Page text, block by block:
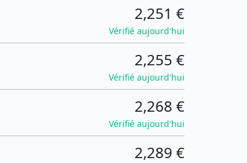
2,251 €
Vérifié aujourd'hui
2,255 €
Vérifié aujourd'hui
2,268 €
Vérifié aujourd'hui
2,289 €